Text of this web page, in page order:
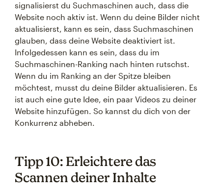
signalisierst du Suchmaschinen auch, dass die
Website noch aktiv ist. Wenn du deine Bilder nicht
aktualisierst, kann es sein, dass Suchmaschinen
glauben, dass deine Website deaktiviert ist.
Infolgedessen kann es sein, dass du im
Suchmaschinen-Ranking nach hinten rutschst.
Wenn du im Ranking an der Spitze bleiben
möchtest, musst du deine Bilder aktualisieren. Es
ist auch eine gute Idee, ein paar Videos zu deiner
Website hinzufügen. So kannst du dich von der
Konkurrenz abheben.
Tipp 10: Erleichtere das
Scannen deiner Inhalte